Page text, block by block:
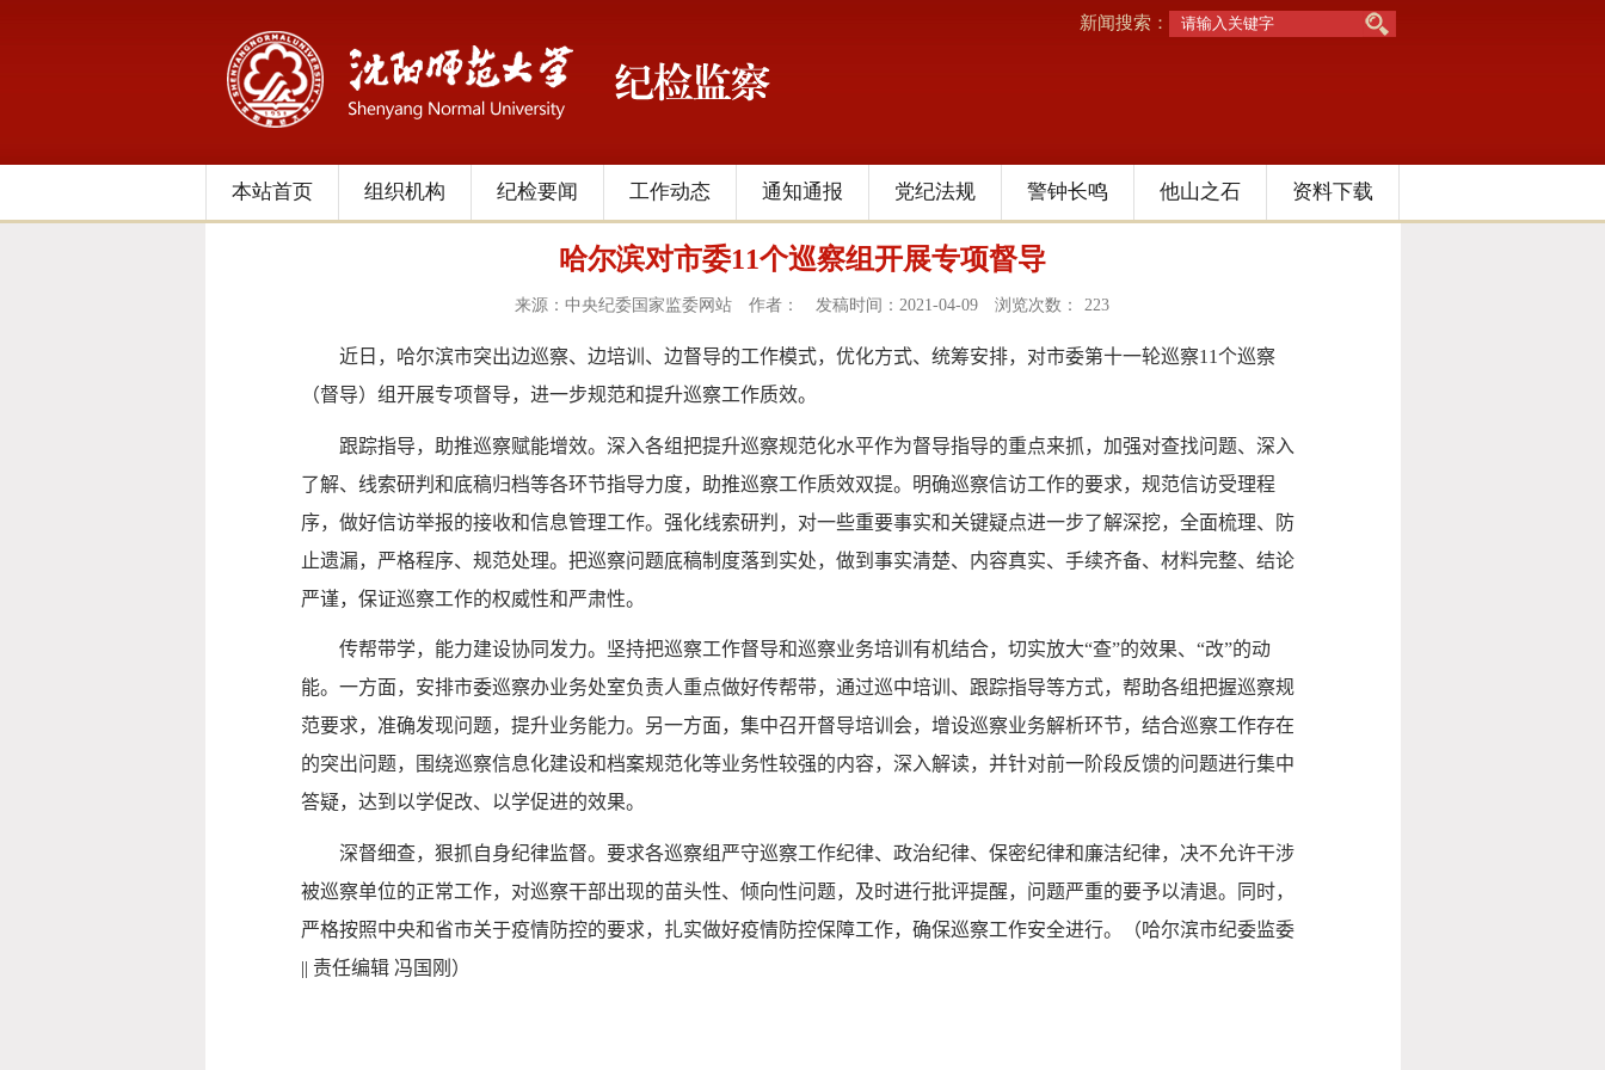
新闻搜索：
本站首页 组织机构 纪检要闻 工作动态 通知通报 党纪法规 警钟长鸣 他山之石 资料下载
哈尔滨对市委11个巡察组开展专项督导
来源：中央纪委国家监委网站 作者： 发稿时间：2021-04-09 浏览次数： 223
近日，哈尔滨市突出边巡察、边培训、边督导的工作模式，优化方式、统筹安排，对市委第十一轮巡察11个巡察
（督导）组开展专项督导，进一步规范和提升巡察工作质效。
跟踪指导，助推巡察赋能增效。深入各组把提升巡察规范化水平作为督导指导的重点来抓，加强对查找问题、深入
了解、线索研判和底稿归档等各环节指导力度，助推巡察工作质效双提。明确巡察信访工作的要求，规范信访受理程
序，做好信访举报的接收和信息管理工作。强化线索研判，对一些重要事实和关键疑点进一步了解深挖，全面梳理、防
止遗漏，严格程序、规范处理。把巡察问题底稿制度落到实处，做到事实清楚、内容真实、手续齐备、材料完整、结论
严谨，保证巡察工作的权威性和严肃性。
传帮带学，能力建设协同发力。坚持把巡察工作督导和巡察业务培训有机结合，切实放大“查”的效果、“改”的动
能。一方面，安排市委巡察办业务处室负责人重点做好传帮带，通过巡中培训、跟踪指导等方式，帮助各组把握巡察规
范要求，准确发现问题，提升业务能力。另一方面，集中召开督导培训会，增设巡察业务解析环节，结合巡察工作存在
的突出问题，围绕巡察信息化建设和档案规范化等业务性较强的内容，深入解读，并针对前一阶段反馈的问题进行集中
答疑，达到以学促改、以学促进的效果。
深督细查，狠抓自身纪律监督。要求各巡察组严守巡察工作纪律、政治纪律、保密纪律和廉洁纪律，决不允许干涉
被巡察单位的正常工作，对巡察干部出现的苗头性、倾向性问题，及时进行批评提醒，问题严重的要予以清退。同时，
严格按照中央和省市关于疫情防控的要求，扎实做好疫情防控保障工作，确保巡察工作安全进行。（哈尔滨市纪委监委
|| 责任编辑 冯国刚）